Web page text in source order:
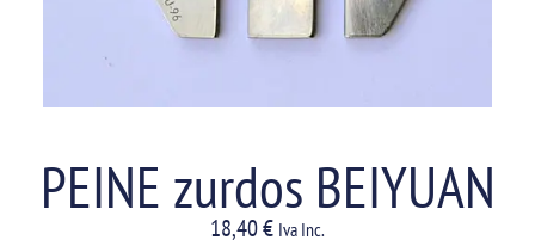
PEINE zurdos BEIYUAN
18,40€ Iva Inc.